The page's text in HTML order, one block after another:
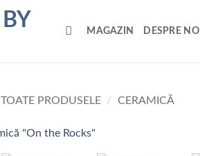
MAGAZIN DESPRE NOI
TOATE PRODUSELE / CERAMICĂ